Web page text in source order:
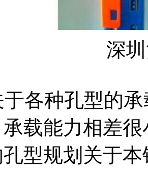
深圳货架
各种孔型的承
载能力相差
型规划关于